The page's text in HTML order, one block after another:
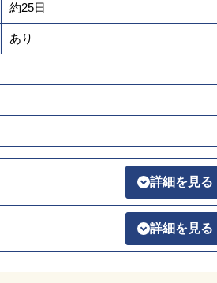
約25日
あり
詳細を見る
詳細を見る